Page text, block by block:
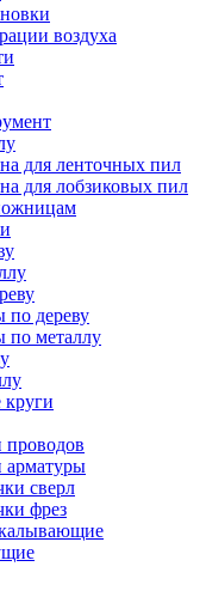
воздуха
для ленточных пил
для лобзиковых пил
по дереву
по металлу
проводов
арматуры
сверл
фрез